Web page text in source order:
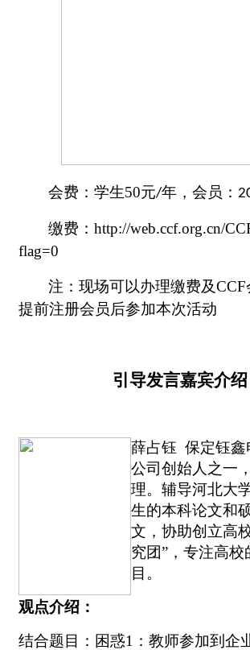
会费：学生50元/年，会员：
缴费： http://web.ccf.org.cn/
flag=0
注：现场可以办理缴费及CCF
提前注册会员后参加本次活动
引导发言嘉宾介绍
薛占钰 保定钰鑫
公司创始人之一
理。辅导河北大
生的本科论文和
文，协助创立高
究团”，专注高
目。
观点介绍：
结合题目：困惑1 ：教师参加到企